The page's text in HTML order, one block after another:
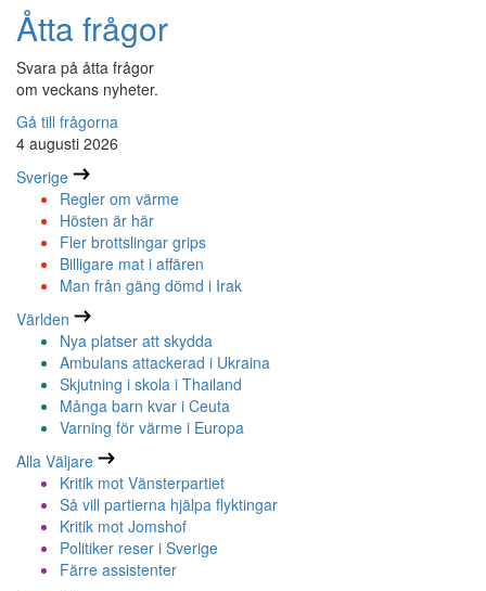
Åtta frågor
Svara på åtta frågor
om veckans nyheter.
Gå till frågorna
4 augusti 2026
Sverige
Regler om värme
Hösten är här
Fler brottslingar grips
Billigare mat i affären
Man från gäng dömd i Irak
Världen
Nya platser att skydda
Ambulans attackerad i Ukraina
Skjutning i skola i Thailand
Många barn kvar i Ceuta
Varning för värme i Europa
Alla Väljare
Kritik mot Vänsterpartiet
Så vill partierna hjälpa flyktingar
Kritik mot Jomshof
Politiker reser i Sverige
Färre assistenter